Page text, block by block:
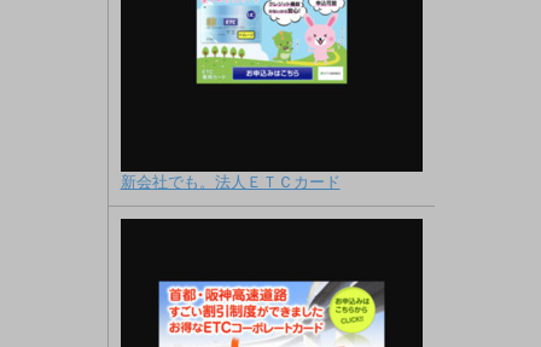
新会社でも。法人ＥＴＣカード